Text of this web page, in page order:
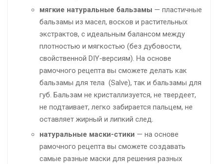
мягкие натуральные бальзамы — пластичные
бальзамы из масел, восков и растительных
экстрактов, с идеальным балансом между
плотностью и мягкостью (без дубовости,
свойственной DIY-версиям). На основе
рамочного рецепта вы сможете делать как
бальзамы для тела (Salve), так и бальзамы для
губ. Бальзам не кристаллизуется, не твердеет,
не подтаивает, легко забирается пальцем, не
оставляет жирный и липкий след.
натуральные маски-стики — на основе
рамочного рецепта вы сможете создавать
самые разные маски для решения разных